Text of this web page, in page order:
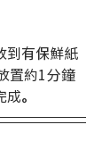
到有保鮮紙
置約1分鐘
。